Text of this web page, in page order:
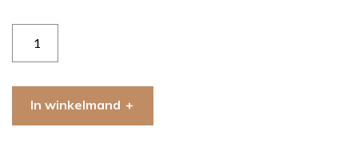
BeneFIT
trainingsbroek
In winkelmand